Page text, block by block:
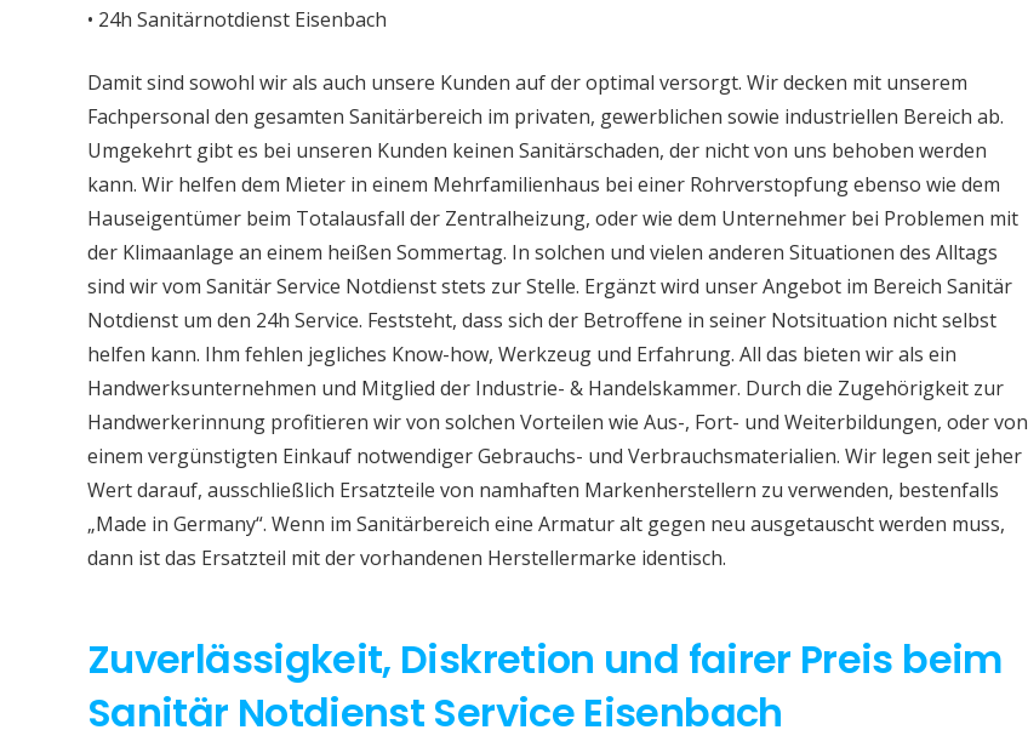
• 24h Sanitärnotdienst Eisenbach
Damit sind sowohl wir als auch unsere Kunden auf der optimal versorgt. Wir decken mit unserem
Fachpersonal den gesamten Sanitärbereich im privaten, gewerblichen sowie industriellen Bereich ab.
Umgekehrt gibt es bei unseren Kunden keinen Sanitärschaden, der nicht von uns behoben werden
kann. Wir helfen dem Mieter in einem Mehrfamilienhaus bei einer Rohrverstopfung ebenso wie dem
Hauseigentümer beim Totalausfall der Zentralheizung, oder wie dem Unternehmer bei Problemen mit
der Klimaanlage an einem heißen Sommertag. In solchen und vielen anderen Situationen des Alltags
sind wir vom Sanitär Service Notdienst stets zur Stelle. Ergänzt wird unser Angebot im Bereich Sanitär
Notdienst um den 24h Service. Feststeht, dass sich der Betroffene in seiner Notsituation nicht selbst
helfen kann. Ihm fehlen jegliches Know-how, Werkzeug und Erfahrung. All das bieten wir als ein
Handwerksunternehmen und Mitglied der Industrie- & Handelskammer. Durch die Zugehörigkeit zur
Handwerkerinnung profitieren wir von solchen Vorteilen wie Aus-, Fort- und Weiterbildungen, oder von
einem vergünstigten Einkauf notwendiger Gebrauchs- und Verbrauchsmaterialien. Wir legen seit jeher
Wert darauf, ausschließlich Ersatzteile von namhaften Markenherstellern zu verwenden, bestenfalls
„Made in Germany“. Wenn im Sanitärbereich eine Armatur alt gegen neu ausgetauscht werden muss,
dann ist das Ersatzteil mit der vorhandenen Herstellermarke identisch.
Zuverlässigkeit, Diskretion und fairer Preis beim
Sanitär Notdienst Service Eisenbach